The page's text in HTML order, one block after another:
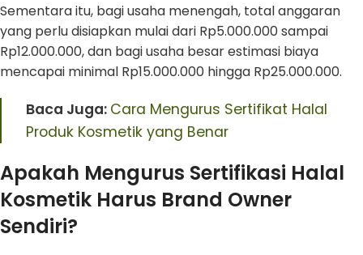
Sementara itu, bagi usaha menengah, total anggaran
yang perlu disiapkan mulai dari Rp5.000.000 sampai
Rp12.000.000, dan bagi usaha besar estimasi biaya
mencapai minimal Rp15.000.000 hingga Rp25.000.000.
Baca Juga: Cara Mengurus Sertifikat Halal
Produk Kosmetik yang Benar
Apakah Mengurus Sertifikasi Halal
Kosmetik Harus Brand Owner
Sendiri?